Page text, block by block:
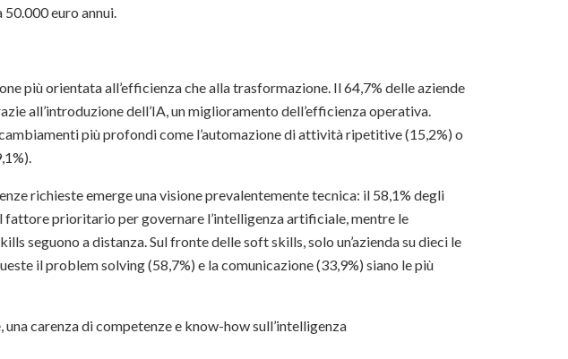
euro annui.
più orientata all’efficienza che alla trasformazione. Il 64,7% delle aziende
all’introduzione dell’IA, un miglioramento dell’efficienza operativa.
più profondi come l’automazione di attività ripetitive (15,2%) o
richieste emerge una visione prevalentemente tecnica: il 58,1% degli
prioritario per governare l’intelligenza artificiale, mentre le
seguono a distanza. Sul fronte delle soft skills, solo un’azienda su dieci le
il problem solving (58,7%) e la comunicazione (33,9%) siano le più
carenza di competenze e know-how sull’intelligenza